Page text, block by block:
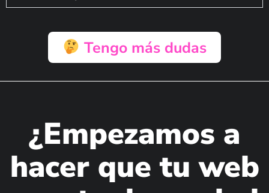
Tengo más dudas
¿Empezamos a
hacer que tu web